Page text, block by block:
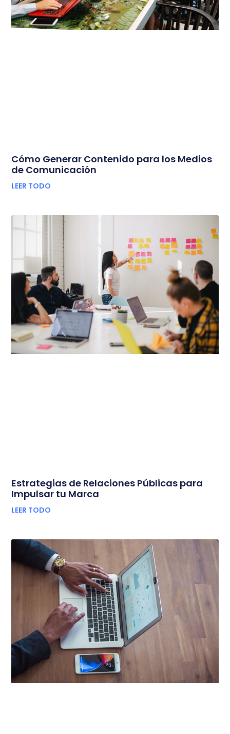
Cómo Generar Contenido para los Medios
de Comunicación
LEER TODO
Estrategias de Relaciones Públicas para
Impulsar tu Marca
LEER TODO